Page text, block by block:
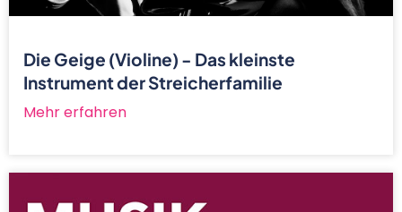
Die Geige (Violine) - Das kleinste
Instrument der Streicherfamilie
Mehr erfahren